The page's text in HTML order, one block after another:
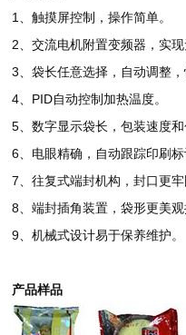
1、触摸屏控制，操作简单。
2、交流电机附置变频器，实现
3、袋长任意选择，自动调整，
4、PID自动控制加热温度。
5、数字显示袋长，包装速度和
6、电眼精确，自动跟踪印刷标
7、往复式端封机构，封口更牢
8、端封插角装置，袋形更美观
9、机械式设计易于保养维护。
产品样品